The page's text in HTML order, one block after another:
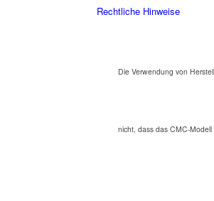
Rechtliche Hinweise
Die Verwendung von
nicht, dass das CMC-